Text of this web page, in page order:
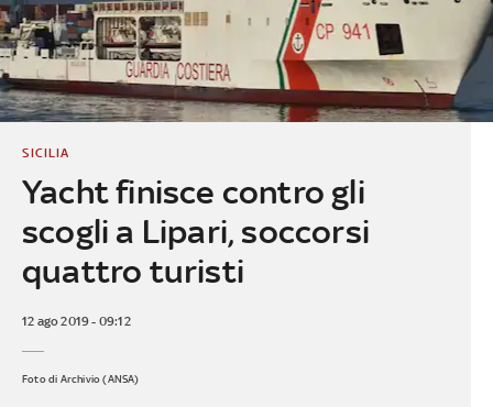
Yacht finisce contro gli
scogli a Lipari, soccorsi
quattro turisti
SICILIA
12 ago 2019 - 09:12
Foto di Archivio (ANSA)